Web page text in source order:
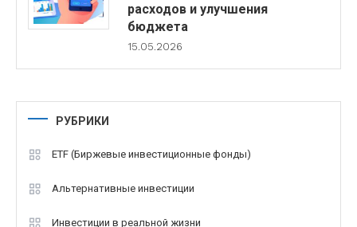
расходов и улучшения
бюджета
15.05.2026
РУБРИКИ
ETF (Биржевые инвестиционные фонды)
Альтернативные инвестиции
Инвестиции в реальной жизни